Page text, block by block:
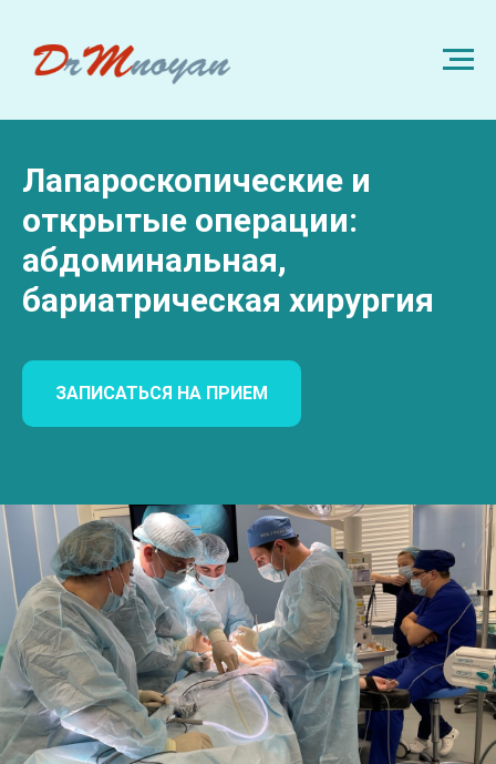
Лапароскопические и
открытые операции:
абдоминальная,
бариатрическая хирургия
ЗАПИСАТЬСЯ НА ПРИЕМ